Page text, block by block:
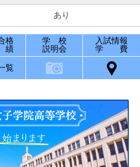
あり
格
学 校
説明会
入試情報
学 費
覧